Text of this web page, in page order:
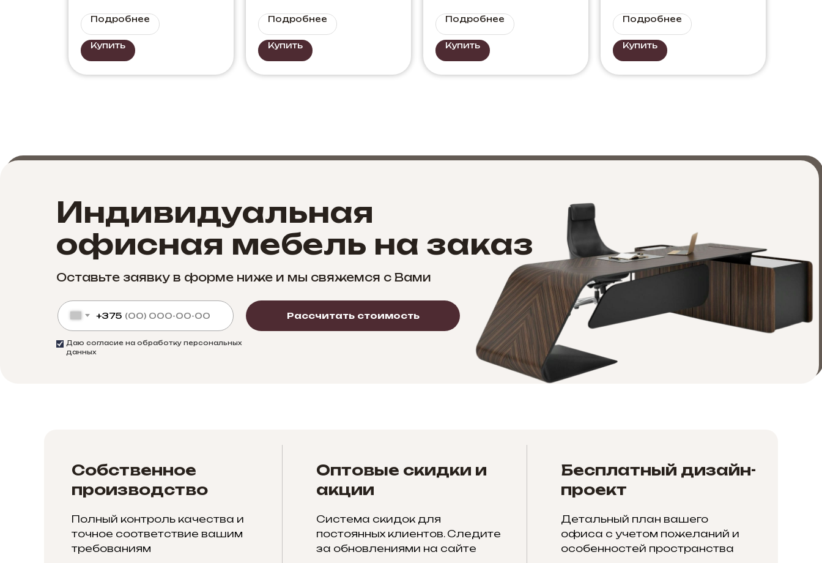
функциональности
Подробнее
Купить
Подробнее
Купить
Подробнее
Купить
Подробнее
Купить
Оставьте заявку в форме ниже и мы свяжемся с Вами
Даю согласие на обработку персональных
данных
+375 Рассчитать стоимость
Индивидуальная
офисная мебель на заказ
Собственное
производство
Полный контроль качества и
точное соответствие вашим
требованиям
Оптовые скидки и
акции
Система скидок для
постоянных клиентов. Следите
за обновлениями на сайте
Бесплатный дизайн-
проект
Детальный план вашего
офиса с учетом пожеланий и
особенностей пространства